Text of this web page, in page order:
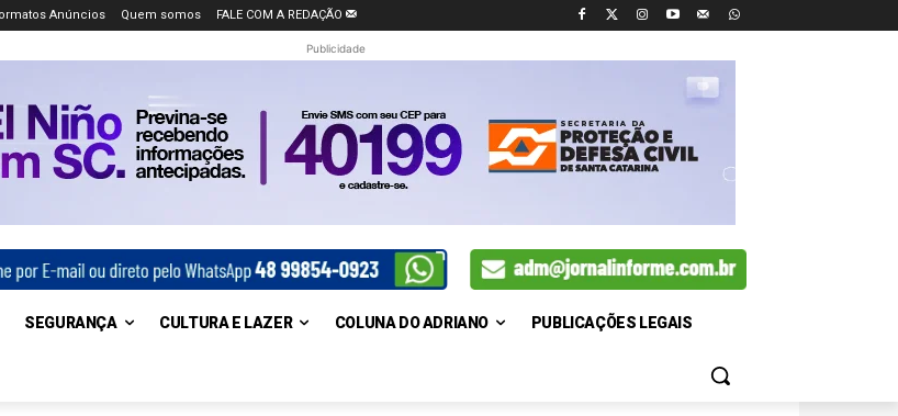
Anúncios Quem somos FALE COM A REDAÇÃO
Publicidade
SEGURANÇA CULTURA E LAZER COLUNA DO ADRIANO PUBLICAÇÕES LEGAIS